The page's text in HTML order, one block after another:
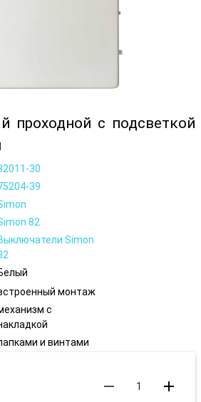
проходной с подсветкой
30
39
82
Simon
монтаж
с
и винтами
remove add